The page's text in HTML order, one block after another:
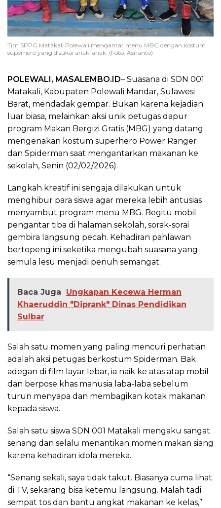
Tim SPPG Matakali Polewali mengantar menu MBG dengan kostum
superhero yang disukai anak-anak. (Foto: Asrianto)
POLEWALI, MASALEMBO.ID– Suasana di SDN 001
Matakali, Kabupaten Polewali Mandar, Sulawesi
Barat, mendadak gempar. Bukan karena kejadian
luar biasa, melainkan aksi unik petugas dapur
program Makan Bergizi Gratis (MBG) yang datang
mengenakan kostum superhero Power Ranger
dan Spiderman saat mengantarkan makanan ke
sekolah, Senin (02/02/2026).
Langkah kreatif ini sengaja dilakukan untuk
menghibur para siswa agar mereka lebih antusias
menyambut program menu MBG. Begitu mobil
pengantar tiba di halaman sekolah, sorak-sorai
gembira langsung pecah. Kehadiran pahlawan
bertopeng ini seketika mengubah suasana yang
semula lesu menjadi penuh semangat.
Baca Juga
Ungkapan Kecewa Herman
Khaeruddin "Diprank" Dinas Pendidikan
Sulbar
Salah satu momen yang paling mencuri perhatian
adalah aksi petugas berkostum Spiderman. Bak
adegan di film layar lebar, ia naik ke atas atap mobil
dan berpose khas manusia laba-laba sebelum
turun menyapa dan membagikan kotak makanan
kepada siswa.
Salah satu siswa SDN 001 Matakali mengaku sangat
senang dan selalu menantikan momen makan siang
karena kehadiran idola mereka.
“Senang sekali, saya tidak takut. Biasanya cuma lihat
di TV, sekarang bisa ketemu langsung. Malah tadi
sempat tos dan bantu angkat makanan ke kelas,”